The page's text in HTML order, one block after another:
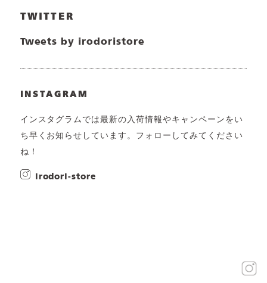
TWITTER
Tweets by irodoristore
INSTAGRAM
インスタグラムでは最新の入荷情報やキャンペーンをい
ち早くお知らせしています。フォローしてみてください
ね！
irodori-store